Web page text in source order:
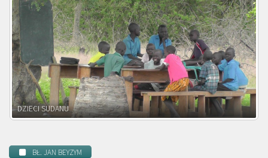
DZIECI ZAMBII
BŁ. JAN BEYZYM